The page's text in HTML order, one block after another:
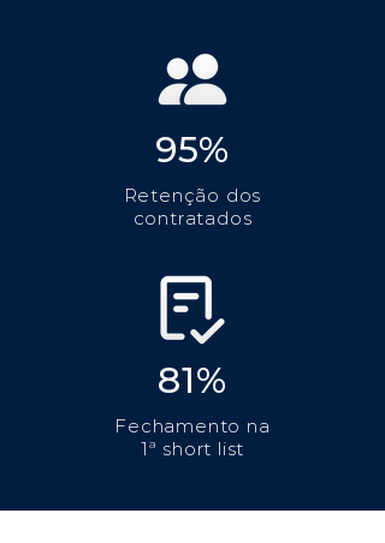
95%
Retenção dos
contratados
81%
Fechamento na
1ª short list